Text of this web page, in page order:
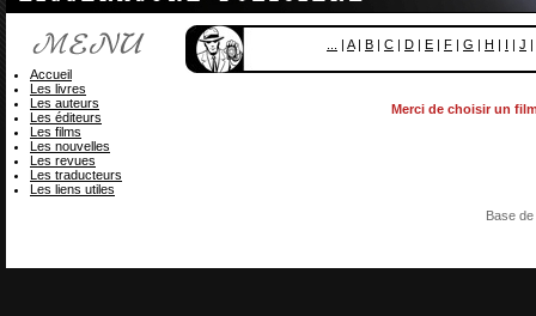
| A| B | C | D | E | F | G | H | I | J |
Merci de choisir un
Accueil
Les livres
Les auteurs
Les éditeurs
Les films
Les nouvelles
Les revues
Les traducteurs
Les liens utiles
Base